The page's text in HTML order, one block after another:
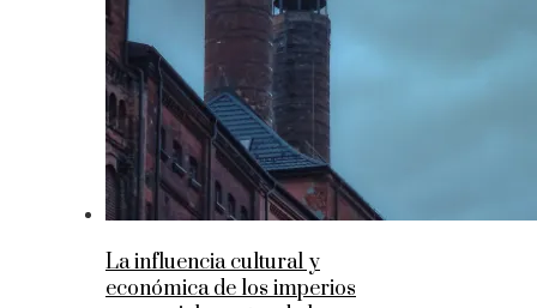
La influencia cultural y
económica de los imperios